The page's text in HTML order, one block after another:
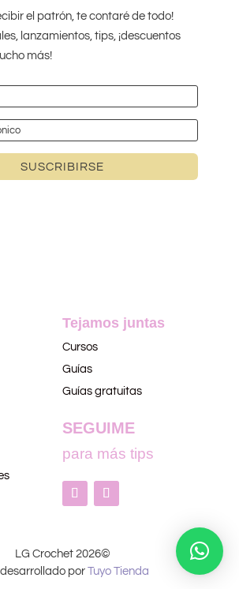
el patrón, te contaré de todo!
lanzamientos, tips, ¡descuentos
más!
SUSCRIBIRSE
Tejamos juntas
Cursos
Guías
Guías gratuitas
SEGUIME
para más tips
LG Crochet 2026©
por Tuyo Tienda